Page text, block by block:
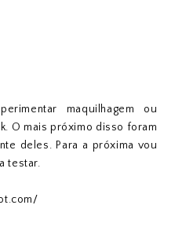
maquilhagem ou
O mais próximo disso foram
deles. Para a próxima vou
testar.